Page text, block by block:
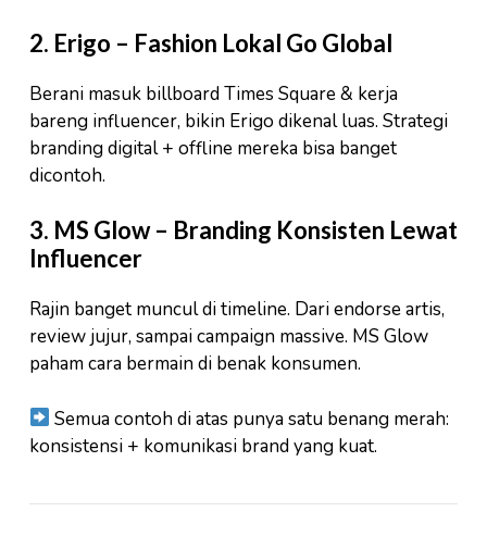
2. Erigo – Fashion Lokal Go Global
Berani masuk billboard Times Square & kerja
bareng influencer, bikin Erigo dikenal luas. Strategi
branding digital + offline mereka bisa banget
dicontoh.
3. MS Glow – Branding Konsisten Lewat
Influencer
Rajin banget muncul di timeline. Dari endorse artis,
review jujur, sampai campaign massive. MS Glow
paham cara bermain di benak konsumen.
Semua contoh di atas punya satu benang merah:
konsistensi + komunikasi brand yang kuat.